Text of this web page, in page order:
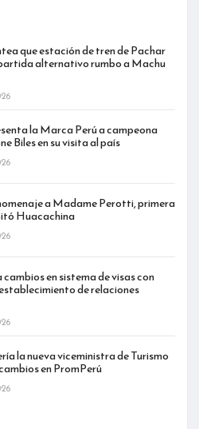
que estación de tren de Pachar
alternativo rumbo a Machu
la Marca Perú a campeona
Biles en su visita al país
a Madame Perotti, primera
Huacachina
en sistema de visas con
de relaciones
la nueva viceministra de Turismo
en PromPerú